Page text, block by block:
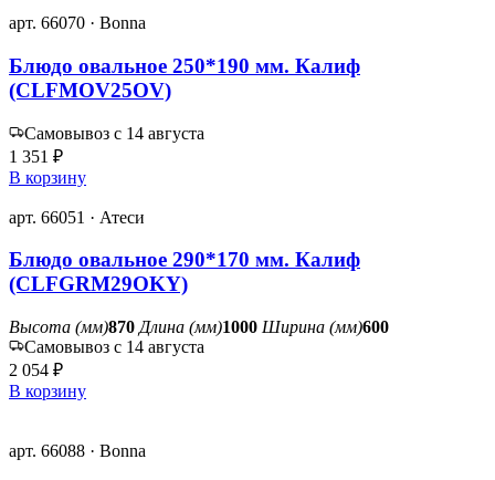
арт. 66070 · Bonna
Блюдо овальное 250*190 мм. Калиф
(CLFMOV25OV)
Самовывоз с 14 августа
1 351 ₽
В корзину
арт. 66051 · Атеси
Блюдо овальное 290*170 мм. Калиф
(CLFGRM29OKY)
Высота (мм)870 Длина (мм)1000 Ширина (мм)600
Самовывоз с 14 августа
2 054 ₽
В корзину
арт. 66088 · Bonna